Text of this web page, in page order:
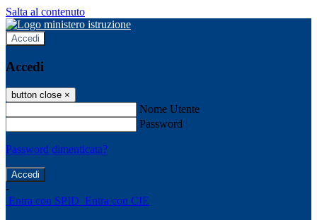
Salta al contenuto
Accedi
Accedi
button close ×
Nome Utente
Password
Password dimenticata?
-
Entra con SPID Entra con CIE